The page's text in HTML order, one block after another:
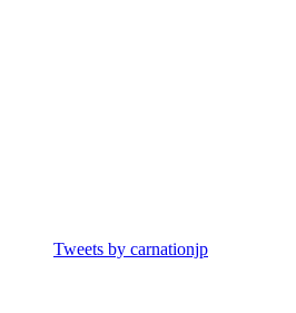
Tweets by carnationjp